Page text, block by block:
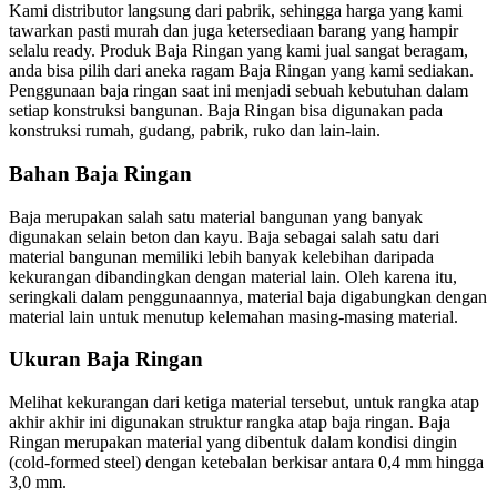
Kami distributor langsung dari pabrik, sehingga harga yang kami
tawarkan pasti murah dan juga ketersediaan barang yang hampir
selalu ready. Produk Baja Ringan yang kami jual sangat beragam,
anda bisa pilih dari aneka ragam Baja Ringan yang kami sediakan.
Penggunaan baja ringan saat ini menjadi sebuah kebutuhan dalam
setiap konstruksi bangunan. Baja Ringan bisa digunakan pada
konstruksi rumah, gudang, pabrik, ruko dan lain-lain.
Bahan Baja Ringan
Baja merupakan salah satu material bangunan yang banyak
digunakan selain beton dan kayu. Baja sebagai salah satu dari
material bangunan memiliki lebih banyak kelebihan daripada
kekurangan dibandingkan dengan material lain. Oleh karena itu,
seringkali dalam penggunaannya, material baja digabungkan dengan
material lain untuk menutup kelemahan masing-masing material.
Ukuran Baja Ringan
Melihat kekurangan dari ketiga material tersebut, untuk rangka atap
akhir akhir ini digunakan struktur rangka atap baja ringan. Baja
Ringan merupakan material yang dibentuk dalam kondisi dingin
(cold-formed steel) dengan ketebalan berkisar antara 0,4 mm hingga
3,0 mm.